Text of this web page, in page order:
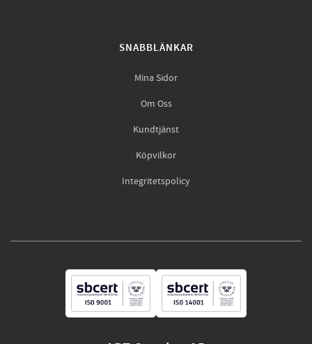
SNABBLÄNKAR
Mina Sidor
Om Oss
Kundtjänst
Köpvilkor
Integritetspolicy